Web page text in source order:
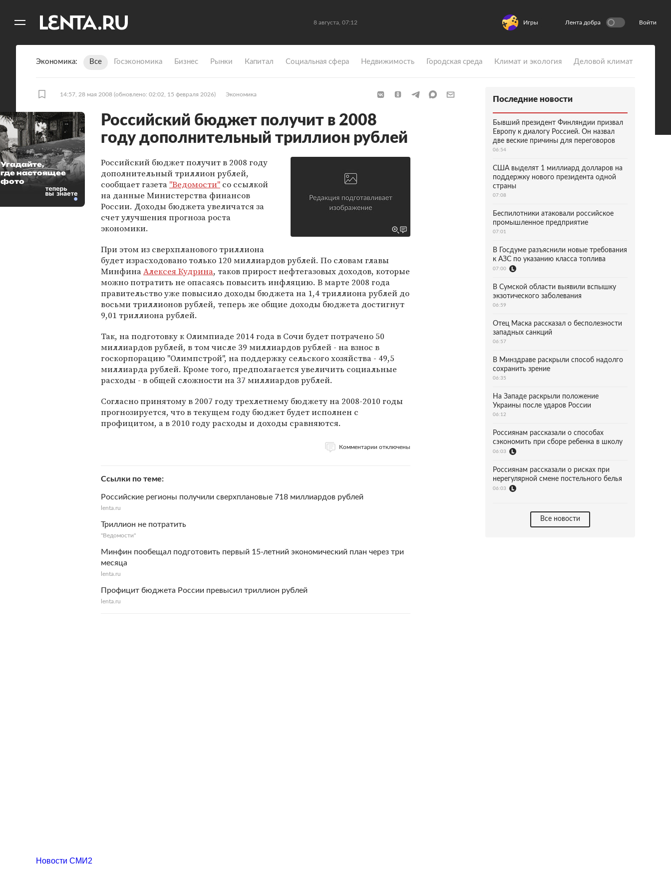
8 августа, 07:12 Игры Лента добра Войти
Экономика Все Госэкономика Бизнес Рынки Капитал Социальная сфера Недвижимость Городская среда Климат и экология Деловой климат
14:57, 28 мая 2008 (обновлено: 02:02, 15 февраля 2026) Экономика
Российский бюджет получит в 2008
году дополнительный триллион рублей
Российский бюджет получит в 2008 году
дополнительный триллион рублей,
сообщает газета "Ведомости" со ссылкой
на данные Министерства финансов
России. Доходы бюджета увеличатся за
счет улучшения прогноза роста
экономики.
При этом из сверхпланового триллиона
будет израсходовано только 120 миллиардов рублей. По словам главы
МинфинаАлексея Кудрина, таков прирост нефтегазовых доходов, которые
можно потратить не опасаясь повысить инфляцию. В марте 2008 года
правительство уже повысило доходы бюджета на 1,4 триллиона рублей до
восьми триллионов рублей, теперь же общие доходы бюджета достигнут
9,01 триллиона рублей.
Так, на подготовку к Олимпиаде 2014 года в Сочи будет потрачено 50
миллиардов рублей, в том числе 39 миллиардов рублей - на взнос в
госкорпорацию "Олимпстрой", на поддержку сельского хозяйства - 49,5
миллиарда рублей. Кроме того, предполагается увеличить социальные
расходы - в общей сложности на 37 миллиардов рублей.
Согласно принятому в 2007 году трехлетнему бюджету на 2008-2010 годы
прогнозируется, что в текущем году бюджет будет исполнен с
профицитом, а в 2010 году расходы и доходы сравняются.
Комментарии отключены
Ссылки по теме
Российские регионы получили сверхплановые 718 миллиардов рублей
lenta.ru
Триллион не потратить
"Ведомости"
Минфин пообещал подготовить первый 15-летний экономический план через три
месяца
lenta.ru
Профицит бюджета России превысил триллион рублей
lenta.ru
Угадайте,
где настоящее
фото
Последние новости
Бывший президент Финляндии призвал
Европу к диалогу Россией. Он назвал
две веские причины для переговоров
06:54
США выделят 1 миллиард долларов на
поддержку нового президента одной
страны
07:08
Беспилотники атаковали российское
промышленное предприятие
07:01
В Госдуме разъяснили новые требования
к АЗС по указанию класса топлива
07:00
В Сумской области выявили вспышку
экзотического заболевания
06:59
Отец Маска рассказал о бесполезности
западных санкций
06:57
В Минздраве раскрыли способ надолго
сохранить зрение
06:35
На Западе раскрыли положение
Украины после ударов России
06:12
Россиянам рассказали о способах
сэкономить при сборе ребенка в школу
06:03
Россиянам рассказали о рисках при
нерегулярной смене постельного белья
06:03
Все новости
Новости СМИ2